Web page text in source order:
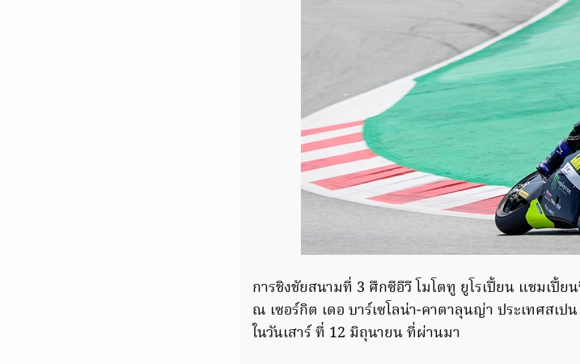
การชิงชัยสนามที่ 3 ศึกซีอีวี โมโตทู ยูโรเปี้ยน แชมเปี้
ณ เซอร์กิต เดอ บาร์เซโลน่า-คาตาลุนญ่า ประเทศสเ
ในวันเสาร์ ที่ 12 มิถุนายน​ ที่ผ่านมา